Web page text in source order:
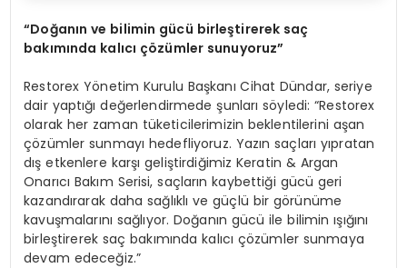
“Doğanın ve bilimin gücü birleştirerek saç
bakımında kalıcı çözümler sunuyoruz”
Restorex Yönetim Kurulu Başkanı Cihat Dündar, seriye
dair yaptığı değerlendirmede şunları söyledi: “Restorex
olarak her zaman tüketicilerimizin beklentilerini aşan
çözümler sunmayı hedefliyoruz. Yazın saçları yıpratan
dış etkenlere karşı geliştirdiğimiz Keratin & Argan
Onarıcı Bakım Serisi, saçların kaybettiği gücü geri
kazandırarak daha sağlıklı ve güçlü bir görünüme
kavuşmalarını sağlıyor. Doğanın gücü ile bilimin ışığını
birleştirerek saç bakımında kalıcı çözümler sunmaya
devam edeceğiz.”